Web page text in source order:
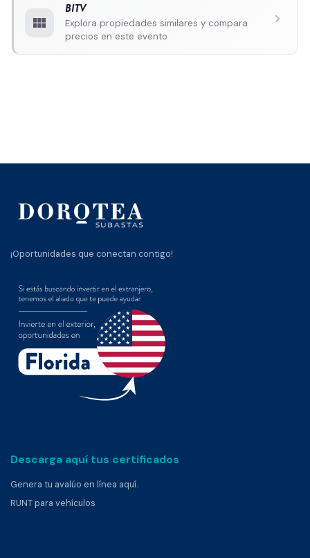
view_module
BITV
Explora propiedades similares y compara
precios en este evento
chevron_right
¡Oportunidades que conectan contigo!
Descarga aquí tus certificados
Genera tu avalúo en línea aquí.
RUNT para vehículos